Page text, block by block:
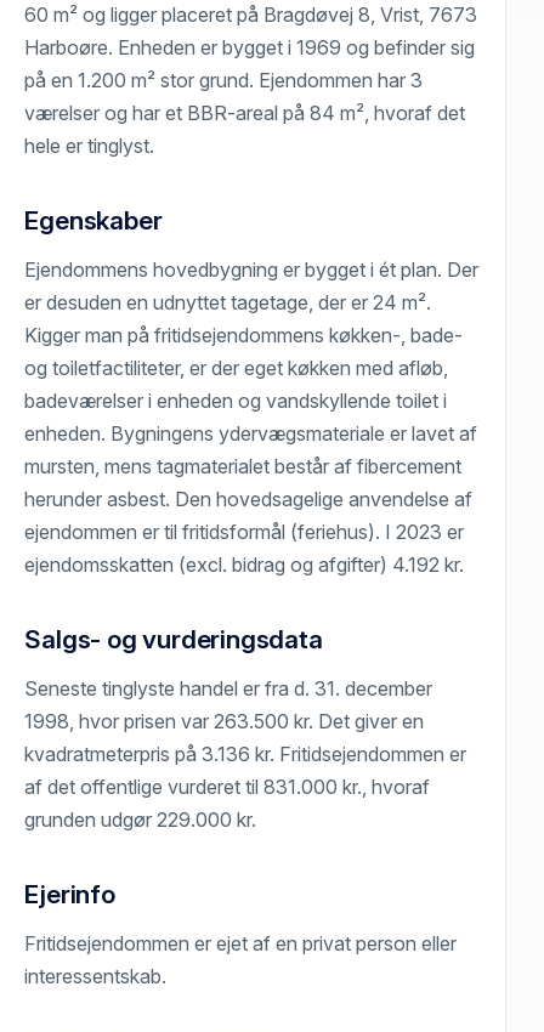
60 m² og ligger placeret på Bragdøvej 8, Vrist, 7673
Harboøre. Enheden er bygget i 1969 og befinder sig
på en 1.200 m² stor grund. Ejendommen har 3
værelser og har et BBR-areal på 84 m², hvoraf det
hele er tinglyst.
Egenskaber
Ejendommens hovedbygning er bygget i ét plan. Der
er desuden en udnyttet tagetage, der er 24 m².
Kigger man på fritidsejendommens køkken-, bade-
og toiletfactiliteter, er der eget køkken med afløb,
badeværelser i enheden og vandskyllende toilet i
enheden. Bygningens ydervægsmateriale er lavet af
mursten, mens tagmaterialet består af fibercement
herunder asbest. Den hovedsagelige anvendelse af
ejendommen er til fritidsformål (feriehus). I 2023 er
ejendomsskatten (excl. bidrag og afgifter) 4.192 kr.
Salgs- og vurderingsdata
Seneste tinglyste handel er fra d. 31. december
1998, hvor prisen var 263.500 kr. Det giver en
kvadratmeterpris på 3.136 kr. Fritidsejendommen er
af det offentlige vurderet til 831.000 kr., hvoraf
grunden udgør 229.000 kr.
Ejerinfo
Fritidsejendommen er ejet af en privat person eller
interessentskab.